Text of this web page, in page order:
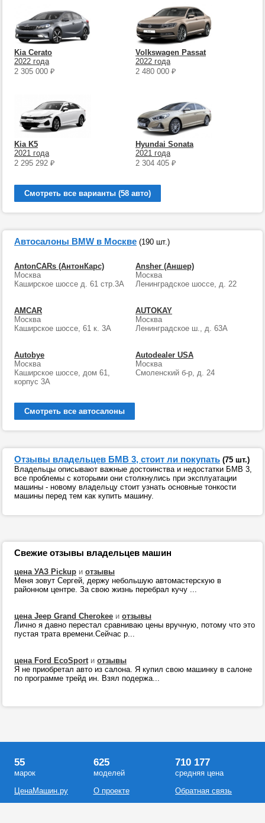
Kia Cerato
2022 года
2 305 000 ₽
Volkswagen Passat
2022 года
2 480 000 ₽
Kia K5
2021 года
2 295 292 ₽
Hyundai Sonata
2021 года
2 304 405 ₽
Смотреть все варианты (58 авто)
Автосалоны BMW в Москве (190 шт.)
AntonCARs (АнтонКарс)
Москва
Каширское шоссе д. 61 стр.3А
Ansher (Аншер)
Москва
Ленинградское шоссе, д. 22
AMCAR
Москва
Каширское шоссе, 61 к. 3А
AUTOKAY
Москва
Ленинградское ш., д. 63А
Autobye
Москва
Каширское шоссе, дом 61,
корпус 3А
Autodealer USA
Москва
Смоленский б-р, д. 24
Смотреть все автосалоны
Отзывы владельцев БМВ 3, стоит ли покупать (75 шт.)
Владельцы описывают важные достоинства и недостатки БМВ 3,
все проблемы с которыми они столкнулись при эксплуатации
машины - новому владельцу стоит узнать основные тонкости
машины перед тем как купить машину.
Свежие отзывы владельцев машин
цена УАЗ Pickup и отзывы
Меня зовут Сергей, держу небольшую автомастерскую в
районном центре. За свою жизнь перебрал кучу ...
цена Jeep Grand Cherokee и отзывы
Лично я давно перестал сравниваю цены вручную, потому что это
пустая трата времени.Сейчас р...
цена Ford EcoSportи отзывы
Я не приобретал авто из салона. Я купил свою машинку в салоне
по программе трейд ин. Взял подержа...
55
марок
ЦенаМашин.ру
625
моделей
О проекте
710 177
средняя цена
Обратная связь